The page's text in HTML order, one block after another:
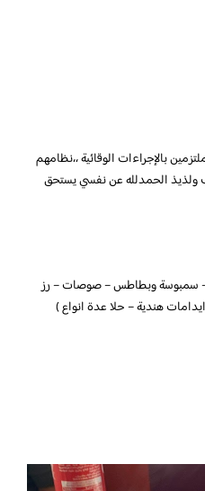
بالإجراءات الوقائية ،،نظامهم
ولذيذ الحمدلله عن نفسي يستحق
– سمبوسة وبطاطس – صوصات – رز
هندية – حلا عدة انواع )